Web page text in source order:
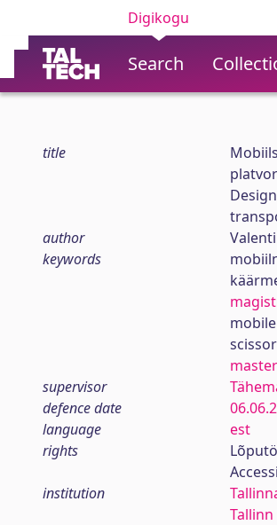
Digikogu
Search
title
author
keywords
supervisor
defence date
language
est
rights
institution